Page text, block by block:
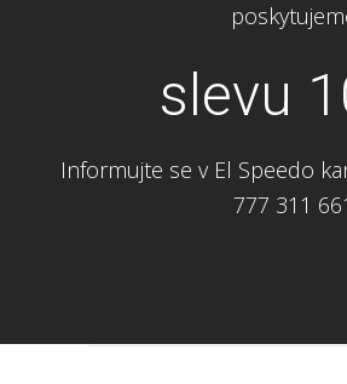
slevu
Informujte se v El Speedo
777 311